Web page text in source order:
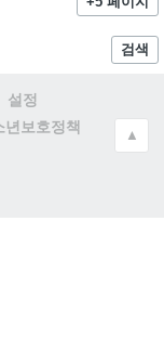
검색
설정
년보호정책
▲